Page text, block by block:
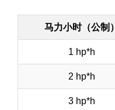
马力小时（公制）
1 hp*h
2 hp*h
3 hp*h